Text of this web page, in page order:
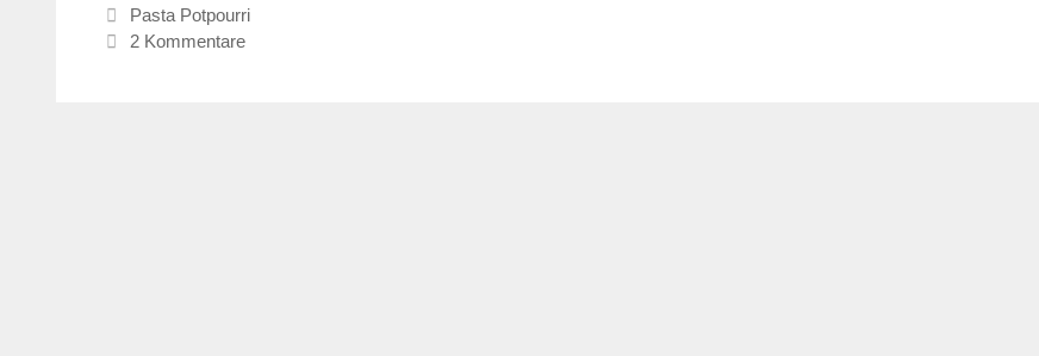
Schlagwörter
Pasta Potpourri
2 Kommentare